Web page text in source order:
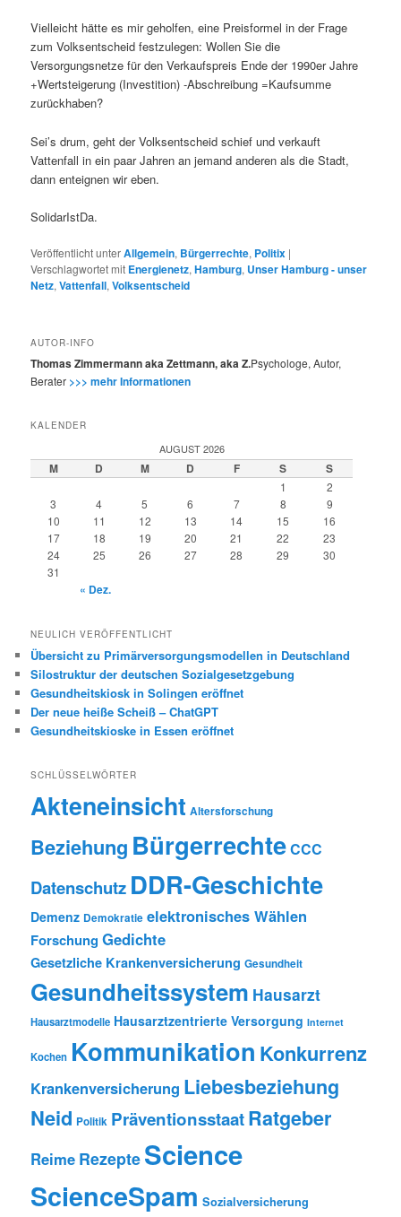
Vielleicht hätte es mir geholfen, eine Preisformel in der Frage
zum Volksentscheid festzulegen: Wollen Sie die
Versorgungsnetze für den Verkaufspreis Ende der 1990er Jahre
+Wertsteigerung (Investition) -Abschreibung =Kaufsumme
zurückhaben?
Sei’s drum, geht der Volksentscheid schief und verkauft
Vattenfall in ein paar Jahren an jemand anderen als die Stadt,
dann enteignen wir eben.
SolidarIstDa.
Veröffentlicht unterAllgemein, Bürgerrechte, Politix |
Verschlagwortet mit Energienetz,Hamburg, Unser Hamburg - unser
Netz,Vattenfall,Volksentscheid
AUTOR-INFO
Thomas Zimmermann aka Zettmann, aka Z.Psychologe, Autor,
Berater >>> mehr Informationen
KALENDER
AUGUST 2026
M D M D F S S
1
2
3
4 5 6 7 8
9
10
11 12 13 14 15
16
17
18 19 20 21 22
23
24
25 26 27 28 29
30
31
« Dez.
NEULICH VERÖFFENTLICHT
Übersicht zu Primärversorgungsmodellen in Deutschland
Silostruktur der deutschen Sozialgesetzgebung
Gesundheitskiosk in Solingen eröffnet
Der neue heiße Scheiß – ChatGPT
Gesundheitskioske in Essen eröffnet
SCHLÜSSELWÖRTER
Akteneinsicht Altersforschung
Beziehung BürgerrechteCCC
Datenschutz DDR-Geschichte
Demenz Demokratie elektronisches Wählen
Forschung Gedichte
Gesetzliche Krankenversicherung Gesundheit
Gesundheitssystem Hausarzt
Hausarztmodelle Hausarztzentrierte Versorgung Internet
Kochen Kommunikation Konkurrenz
Krankenversicherung Liebesbeziehung
Neid Politik PräventionsstaatRatgeber
Reime Rezepte Science
ScienceSpam Sozialversicherung